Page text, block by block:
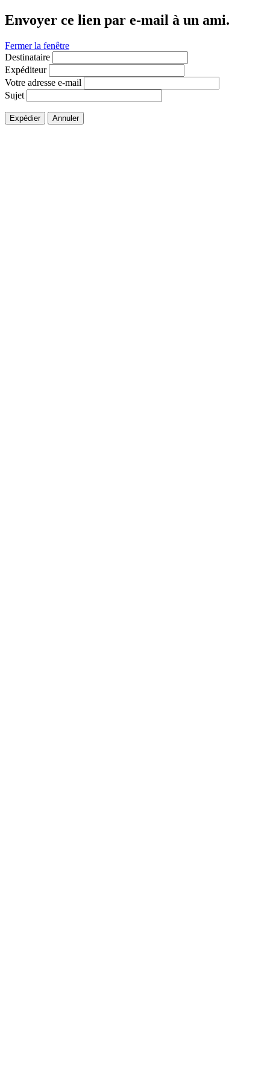
Envoyer ce lien par e-mail à un ami.
Fermer la fenêtre
Destinataire
Expéditeur
Votre adresse e-mail
Sujet
Expédier Annuler